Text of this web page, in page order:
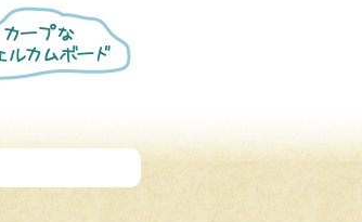
カ
ー
プ
な
カ
ボ
ー